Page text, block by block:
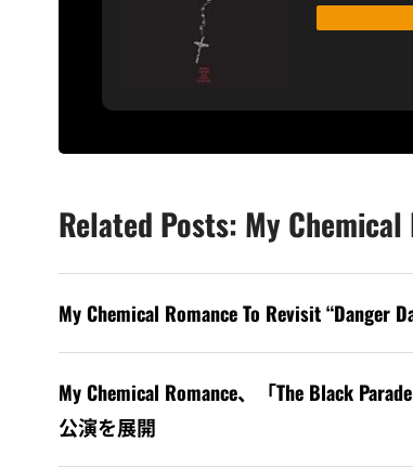
Related Posts: My Chemical
My Chemical Romance To Revisit “Danger
My Chemical Romance、「The Black
公演を展開